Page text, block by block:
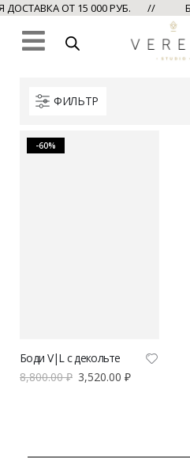
ОТ 15 000 РУБ. //
ФИЛЬТР
-60%
Боди V|L с декольте
8,800.00₽ 3,520.00 ₽